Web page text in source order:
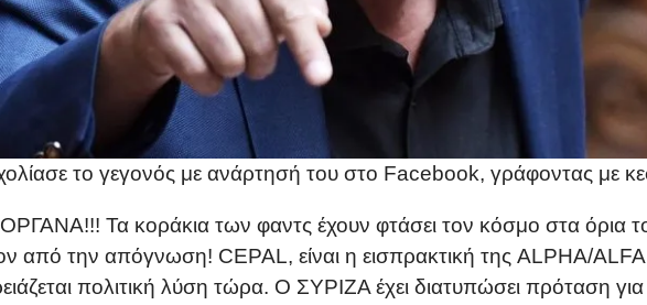
το γεγονός με ανάρτησή του στο Facebook, γράφοντας με
Τα κοράκια των φαντς έχουν φτάσει τον κόσμο στα όρια
από την απόγνωση! CEPAL, είναι η εισπρακτική της ALPHA/
πολιτική λύση τώρα. Ο ΣΥΡΙΖΑ έχει διατυπώσει πρόταση